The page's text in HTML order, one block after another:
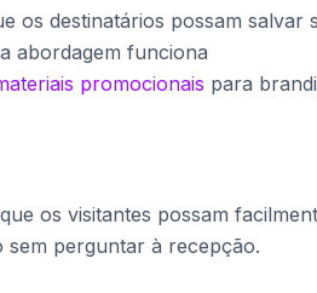
os destinatários possam salvar
abordagem funciona
promocionais para
os visitantes possam
perguntar à recepção.